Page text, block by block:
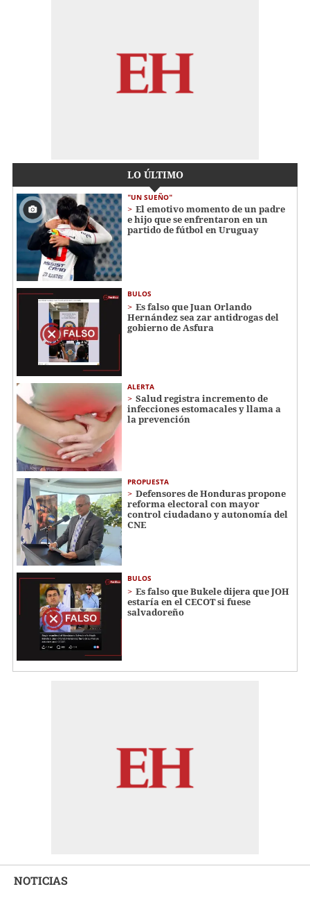
LO ÚLTIMO
"UN SUEÑO"
El emotivo momento de un padre
e hijo que se enfrentaron en un
partido de fútbol en Uruguay
BULOS
Es falso que Juan Orlando
Hernández sea zar antidrogas del
gobierno de Asfura
ALERTA
Salud registra incremento de
infecciones estomacales y llama a
la prevención
PROPUESTA
Defensores de Honduras propone
reforma electoral con mayor
control ciudadano y autonomía del
CNE
BULOS
Es falso que Bukele dijera que JOH
estaría en el CECOT si fuese
salvadoreño
NOTICIAS